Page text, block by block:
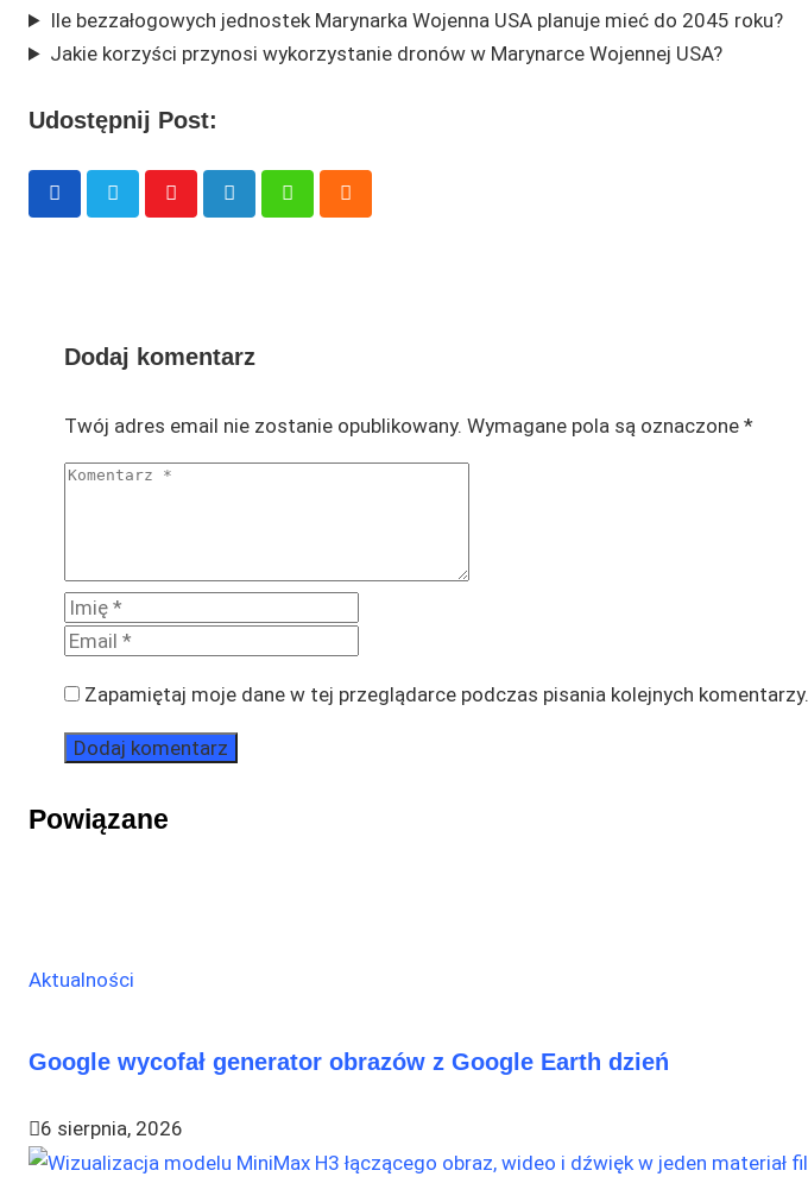
Ile bezzałogowych jednostek Marynarka Wojenna USA planuje mieć do 2045 roku?
Jakie korzyści przynosi wykorzystanie dronów w Marynarce Wojennej USA?
Udostępnij Post:
Youtube LinkedIn WhatsappCloud
Dodaj komentarz
Twój adres email nie zostanie opublikowany. Wymagane pola są oznaczone *
Zapamiętaj moje dane w tej przeglądarce podczas pisania kolejnych komentarzy.
Powiązane
Aktualności
Google wycofał generator obrazów z Google Earth dzień
6 sierpnia, 2026